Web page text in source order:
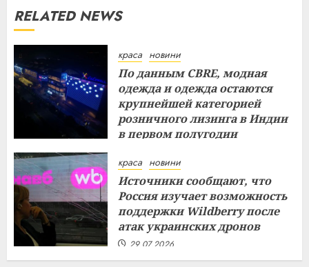
RELATED NEWS
краса новини
По данным CBRE, модная
одежда и одежда остаются
крупнейшей категорией
розничного лизинга в Индии
в первом полугодии
краса новини
Источники сообщают, что
Россия изучает возможность
поддержки Wildberry после
атак украинских дронов
29.07.2026